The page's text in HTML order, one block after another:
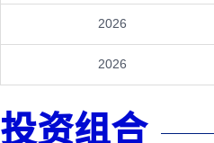
2026
2026
投资组合